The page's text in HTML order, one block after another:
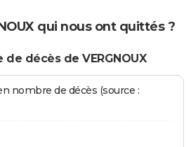
qui nous ont quittés ?
décès de VERGNOUX
nombre de décès (source :